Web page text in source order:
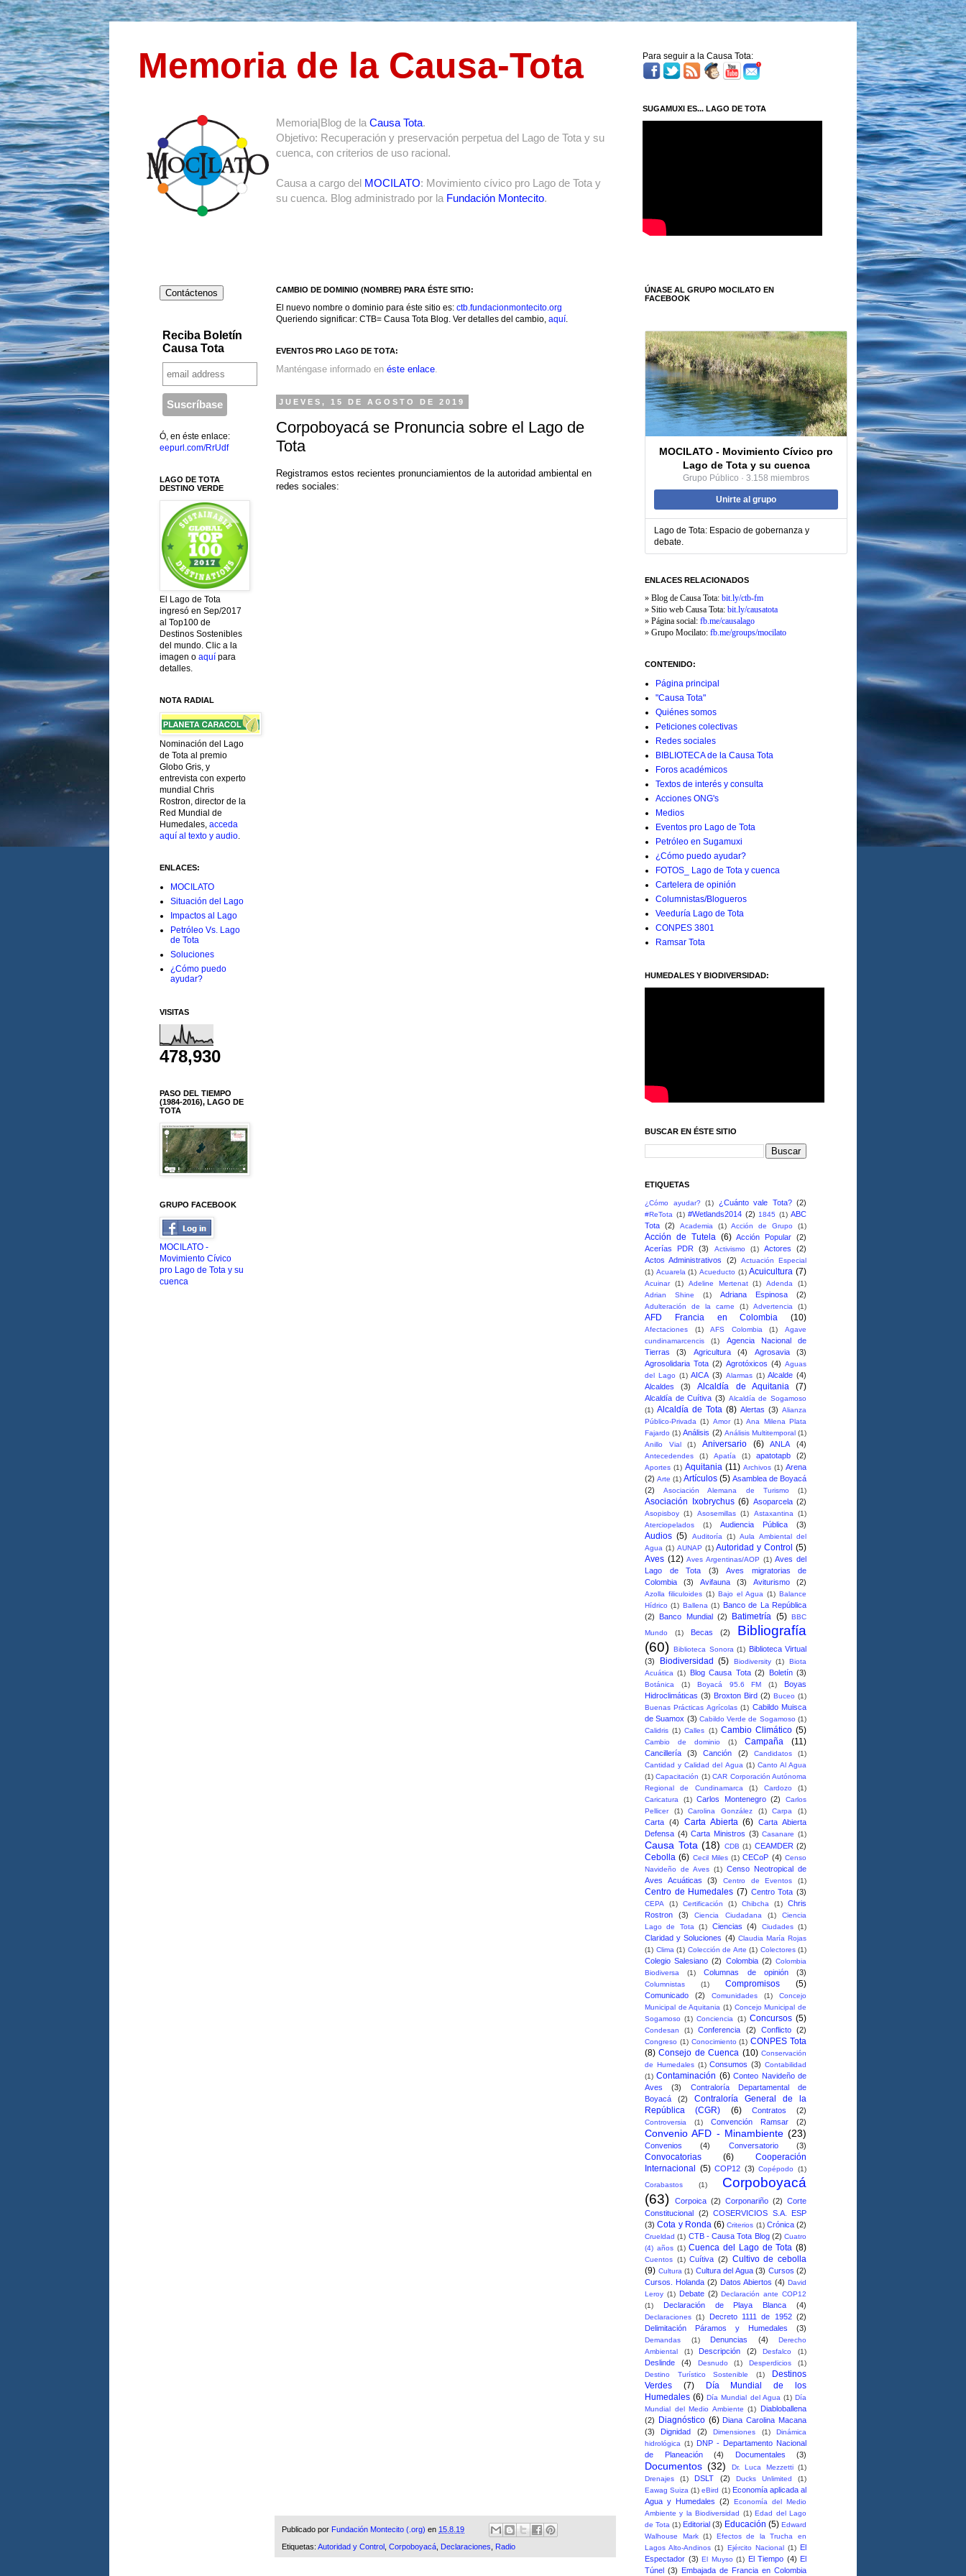
Memoria de la Causa-Tota
Memoria|Blog de la Causa Tota.
Objetivo: Recuperación y preservación perpetua del Lago de Tota y su
cuenca, con criterios de uso racional.
Causa a cargo del MOCILATO: Movimiento cívico pro Lago de Tota y
su cuenca. Blog administrado por la Fundación Montecito.
Para seguir a la Causa Tota:
SUGAMUXI ES... LAGO DE TOTA
CAMBIO DE DOMINIO (NOMBRE) PARA ÉSTE SITIO:
El nuevo nombre o dominio para éste sitio es: ctb.fundacionmontecito.org
Queriendo significar: CTB= Causa Tota Blog. Ver detalles del cambio, aquí.
EVENTOS PRO LAGO DE TOTA:
Manténgase informado en éste enlace.
JUEVES, 15 DE AGOSTO DE 2019
Corpoboyacá se Pronuncia sobre el Lago de
Tota
Registramos estos recientes pronunciamientos de la autoridad ambiental en
redes sociales:
Publicado por Fundación Montecito (.org) en 15.8.19
Etiquetas: Autoridad y Control Corpoboyacá Declaraciones Radio
Contáctenos
Reciba Boletín
Causa Tota
Ó, en éste enlace:
eepurl.com/RrUdf
LAGO DE TOTA
DESTINO VERDE
El Lago de Tota
ingresó en Sep/2017
al Top100 de
Destinos Sostenibles
del mundo. Clic a la
imagen o aquí para
detalles.
NOTA RADIAL
Nominación del Lago
de Tota al premio
Globo Gris, y
entrevista con experto
mundial Chris
Rostron, director de la
Red Mundial de
Humedales, acceda
aquí al texto y audio.
ENLACES:
MOCILATO
Situación del Lago
Impactos al Lago
Petróleo Vs. Lago
de Tota
Soluciones
¿Cómo puedo
ayudar?
VISITAS
478,930
PASO DEL TIEMPO
(1984-2016), LAGO DE
TOTA
GRUPO FACEBOOK
MOCILATO -
Movimiento Cívico
pro Lago de Tota y su
cuenca
ÚNASE AL GRUPO MOCILATO EN
FACEBOOK
MOCILATO - Movimiento Cívico pro
Lago de Tota y su cuenca
Grupo Público · 3.158 miembros
Unirte al grupo
Lago de Tota: Espacio de gobernanza y
debate.
ENLACES RELACIONADOS
» Blog de Causa Tota: bit.ly/ctb-fm
» Sitio web Causa Tota: bit.ly/causatota
» Página social: fb.me/causalago
» Grupo Mocilato: fb.me/groups/mocilato
CONTENIDO:
Página principal
"Causa Tota"
Quiénes somos
Peticiones colectivas
Redes sociales
BIBLIOTECA de la Causa Tota
Foros académicos
Textos de interés y consulta
Acciones ONG's
Medios
Eventos pro Lago de Tota
Petróleo en Sugamuxi
¿Cómo puedo ayudar?
FOTOS_ Lago de Tota y cuenca
Cartelera de opinión
Columnistas/Blogueros
Veeduría Lago de Tota
CONPES 3801
Ramsar Tota
HUMEDALES Y BIODIVERSIDAD:
BUSCAR EN ÉSTE SITIO
ETIQUETAS
¿Cómo ayudar? (1) ¿Cuánto vale Tota? (2)
#ReTota (1) #Wetlands2014 (2) 1845 (1) ABC
Tota (2) Academia (1) Acción de Grupo (1)
Acción de Tutela (6) Acción Popular (2)
Acerías PDR
(3) Activismo (1) Actores
(2)
Actos Administrativos
(2)
Actuación Especial
(1) Acuarela (1) Acueducto (1) Acuicultura (7)
Acuinar (1) Adeline Mertenat (1) Adenda
(1)
Adrian Shine
(1) Adriana Espinosa (2)
Adulteración de la carne (1) Advertencia (1)
AFD Francia en Colombia (10)
Afectaciones (1) AFS Colombia (1)
Agave
cundinamarcencis
(1)
Agencia Nacional de
Tierras
(3) Agricultura (4) Agrosavia
(3)
Agrosolidaria Tota (2) Agrotóxicos (4) Aguas
del Lago (1) AICA (3) Alarmas (1) Alcalde (4)
Alcaldes
(3) Alcaldía de Aquitania (7)
Alcaldía de Cuítiva (3) Alcaldía de Sogamoso
(1) Alcaldía de Tota (8) Alertas (3) Alianza
Público-Privada (1) Amor (1) Ana Milena Plata
Fajardo (1) Análisis (2) Análisis Multitemporal (1)
Anillo Vial
(1) Aniversario (6) ANLA (4)
Antecedendes (1) Apatía (1) apatotapb (2)
Aportes (1) Aquitania (11) Archivos (1) Arena
(2) Arte (1) Artículos (5) Asamblea de Boyacá
(2)
Asociación Alemana de Turismo (1)
Asociación Ixobrychus (6) Asoparcela (2)
Asopisboy (1) Asosemillas (1) Astaxantina
(1)
Aterciopelados
(1) Audiencia Pública (3)
Audios (5) Auditoría (1) Aula Ambiental del
Agua (1) AUNAP (1) Autoridad y Control (5)
Aves (12) Aves Argentinas/AOP (1) Aves del
Lago de Tota
(3)
Aves migratorias de
Colombia
(3) Avifauna (3) Aviturismo (2)
Azolla filiculoides (1) Bajo el Agua (1) Balance
Hídrico (1) Ballena (1) Banco de La República
(2)
Banco Mundial (2) Batimetría (5) BBC
Mundo
(1) Becas (2)
Bibliografía
(60) Biblioteca Sonora (1) Biblioteca Virtual
(3)
Biodiversidad (5) Biodiversity (1)
Biota
Acuática (1) Blog Causa Tota (2) Boletín (3)
Botánica (1) Boyacá 95.6 FM (1)
Boyas
Hidroclimáticas (3) Broxton Bird (2) Buceo (1)
Buenas Prácticas Agrícolas (1) Cabildo Muisca
de Suamox (3) Cabildo Verde de Sogamoso (1)
Calidris (1) Calles (1) Cambio Climático (5)
Cambio de dominio (1) Campaña (11)
Cancillería (3) Canción (2) Candidatos
(1)
Cantidad y Calidad del Agua (1) Canto Al Agua
(1) Capacitación (1) CAR Corporación Autónoma
Regional de Cundinamarca
(1) Cardozo
(1)
Caricatura
(1) Carlos Montenegro (2)
Carlos
Pellicer
(1) Carolina González (1) Carpa (1)
Carta (4) Carta Abierta (6)
Carta Abierta
Defensa (4) Carta Ministros (3) Casanare (1)
Causa Tota (18) CDB (1) CEAMDER (2)
Cebolla (6) Cecil Miles (1) CECoP (4) Censo
Navideño de Aves (1) Censo Neotropical de
Aves Acuáticas
(3) Centro de Eventos (1)
Centro de Humedales (7) Centro Tota (3)
CEPA (1) Certificación (1) Chibcha (1)
Chris
Rostron
(3) Ciencia Ciudadana (1)
Ciencia
Lago de Tota
(1) Ciencias (4) Ciudades (1)
Claridad y Soluciones (4) Claudia María Rojas
(1) Clima (1) Colección de Arte (1) Colectores (1)
Colegio Salesiano (2) Colombia (2) Colombia
Biodiversa
(1) Columnas de opinión (3)
Columnistas (1) Compromisos (5)
Comunicado (2) Comunidades (1)
Concejo
Municipal de Aquitania (1) Concejo Municipal de
Sogamoso (1) Conciencia (1) Concursos (5)
Condesan (1) Conferencia (2) Conflicto (2)
Congreso (1) Conocimiento (1) CONPES Tota
(8) Consejo de Cuenca (10) Conservación
de Humedales (1) Consumos (3) Contabilidad
(1) Contaminación (6) Conteo Navideño de
Aves
(3)
Contraloría Departamental de
Boyacá
(2)
Contraloría General de la
República (CGR)
(6) Contratos (2)
Controversia (1) Convención Ramsar (2)
Convenio AFD - Minambiente (23)
Convenios (4) Conversatorio (3)
Convocatorias (6)
Cooperación
Internacional
(5) COP12 (3) Copépodo
(1)
Corabastos
(1)
Corpoboyacá
(63)
Corpoica (2) Corponariño (2) Corte
Constitucional (2) COSERVICIOS S.A. ESP
(3) Cota y Ronda (6) Criterios (1) Crónica (2)
Crueldad (1) CTB - Causa Tota Blog (2) Cuatro
(4) años (1) Cuenca del Lago de Tota (8)
Cuentos (1) Cuítiva (2) Cultivo de cebolla
(9) Cultura (1) Cultura del Agua (3) Cursos (2)
Cursos. Holanda (2) Datos Abiertos (4) David
Leroy (1) Debate (2) Declaración ante COP12
(1)
Declaración de Playa Blanca (4)
Declaraciones (1) Decreto 1111 de 1952 (2)
Delimitación Páramos y Humedales
(3)
Demandas (1) Denuncias (4)
Derecho
Ambiental
(1) Descripción (2) Desfalco (1)
Deslinde (4) Desnudo (1) Desperdicios
(1)
Destino Turístico Sostenible
(1)
Destinos
Verdes
(7)
Día Mundial de los
Humedales (6) Día Mundial del Agua (1) Día
Mundial del Medio Ambiente (1)
Diabloballena
(2)
Diagnóstico (6) Diana Carolina Macana
(3)
Dignidad (2) Dimensiones (1)
Dinámica
hidrológica (1) DNP - Departamento Nacional
de Planeación
(4) Documentales (3)
Documentos (32) Dr. Luca Mezzetti (1)
Drenajes
(1) DSLT (2) Ducks Unlimited
(1)
Eawag Suiza (1) eBird (1) Economía aplicada al
Agua y Humedales (2)
Economía del Medio
Ambiente y la Biodiversidad (1) Edad del Lago
de Tota (1) Editorial (3) Educación (5) Edward
Walhouse Mark (1)
Efectos de la Trucha en
Lagos Alto-Andinos (1) Ejército Nacional (1) El
Espectador (3) El Muyso (1) El Tiempo (4) El
Túnel (3) Embajada de Francia en Colombia